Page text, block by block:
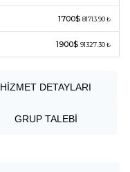
1700$ 81713.90 ₺
1900$ 91327.30 ₺
HİZMET DETAYLARI
GRUP TALEBİ